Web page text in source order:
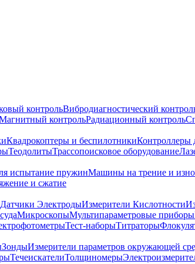
контрольВибродиагностический
контрольРадиационный контроль
Квадрокоптеры и беспилотникиКонтроллеры
ТеодолитыТрассопоисковое оборудование
испытание пружинМашины на трение и
и сжатие
Датчики ЭлектродыИзмерители Кислотности
МикроскопыМультипараметровые приборы
Тест-наборыТитраторы
ЗондыИзмерители параметров окружающей
ТечеискателиТолщиномеры